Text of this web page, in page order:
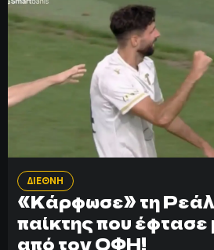
ΔΙΕΘΝΗ
«Κάρφωσε» τη
παίκτης που
από τον ΟΦΗ!